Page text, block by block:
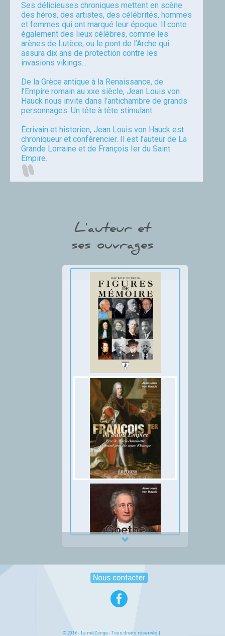
Ses délicieuses chroniques mettent en scène
des héros, des artistes, des célébrités, hommes
et femmes qui ont marqué leur époque. Il conte
également des lieux célèbres, comme les
arènes de Lutèce, ou le pont de l’Arche qui
assura dix ans de protection contre les
invasions vikings...
De la Grèce antique à la Renaissance, de
l’Empire romain au xxe siècle, Jean Louis von
Hauck nous invite dans l’antichambre de grands
personnages. Un tête à tête stimulant.
Écrivain et historien, Jean Louis von Hauck est
chroniqueur et conférencier. Il est l’auteur de La
Grande Lorraine et de François Ier du Saint
Empire.
L'auteur et
ses ouvrages
© 2016 - La méZange- Tous droits réservés |